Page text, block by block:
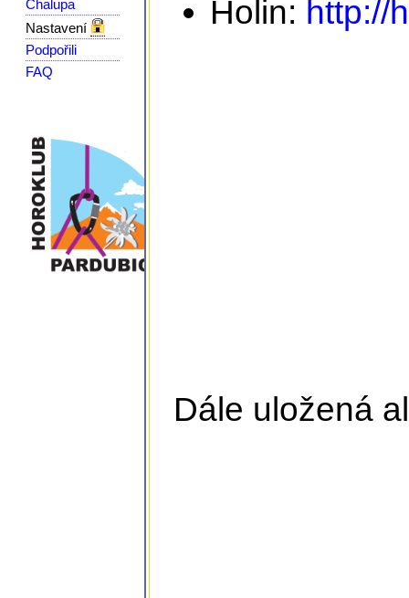
Chalupa
Nastavení
Podpořili
FAQ
Holin: http://
Dále uložená